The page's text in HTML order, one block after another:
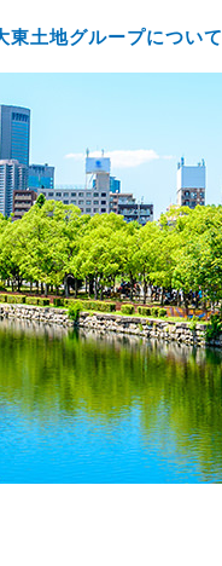
東土地グループについて